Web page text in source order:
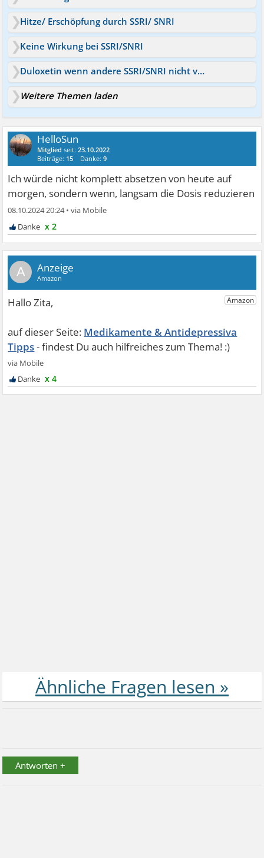
Hitze/ Erschöpfung durch SSRI/ SNRI
Keine Wirkung bei SSRI/SNRI
Duloxetin wenn andere SSRI/SNRI nicht vertragen wurden
Weitere Themen laden
HelloSun
Mitglied seit:23.10.2022
Beiträge: 15 Danke:9
Ich würde nicht komplett absetzen von heute auf
morgen, sondern wenn, langsam die Dosis reduzieren
08.10.2024 20:24•
x 2
A
Medikamente & Antidepressiva
Tipps
x 4
Antworten +